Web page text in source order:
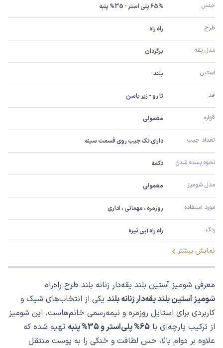
جنس 65% پلی استر - 35% پنبه
طرح راه راه
مدل یقه برگردان
آستین بلند
قد تا رو - زیر باسن
قواره معمولی
تعداد جیب دارای تک جیب روی قسمت سینه
نحوه بسته شدن دکمه
مدل شومیز معمولی
مورد استفاده روزمره ، مهمانی ، اداری
رنگ راه راه آبی تیره
نمایش بیشتر
معرفی شومیز آستین بلند یقه‌دار زنانه بلند طرح راه‌راه
شومیز آستین بلند یقه‌دار زنانه بلند یکی از انتخاب‌های شیک و
کاربردی برای استایل روزمره و نیمه‌رسمی خانم‌هاست. این شومیز
از ترکیب پارچه‌ای با 65% پلی‌استر و 35% پنبه
تهیه شده که
علاوه بر دوام بالا، حس لطافت و خنکی را به پوست منتقل